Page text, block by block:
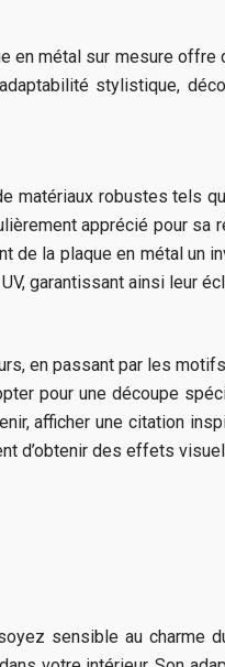
métal sur mesure
stylistique,
robustes tels
apprécié pour sa
la plaque en métal un
garantissant ainsi leur
en passant par les
pour une découpe
afficher une citation
d’obtenir des effets
sensible au